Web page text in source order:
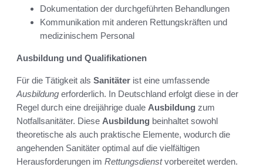
Dokumentation der durchgeführten Behandlungen
Kommunikation mit anderen Rettungskräften und
medizinischem Personal
Ausbildung und Qualifikationen
Für die Tätigkeit als Sanitäter ist eine umfassende
Ausbildung erforderlich. In Deutschland erfolgt diese in der
Regel durch eine dreijährige duale Ausbildung zum
Notfallsanitäter. Diese Ausbildung beinhaltet sowohl
theoretische als auch praktische Elemente, wodurch die
angehenden Sanitäter optimal auf die vielfältigen
Herausforderungen im Rettungsdienstvorbereitet werden.